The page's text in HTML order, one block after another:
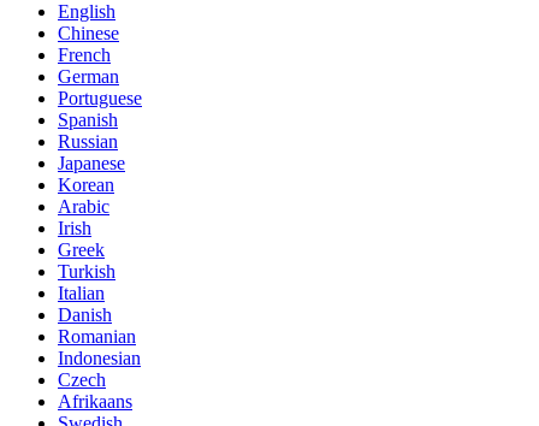
English
Chinese
French
German
Portuguese
Spanish
Russian
Japanese
Korean
Arabic
Irish
Greek
Turkish
Italian
Danish
Romanian
Indonesian
Czech
Afrikaans